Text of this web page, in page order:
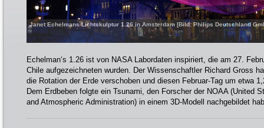
Janet Echelmans Lichtskulptur 1.26 in Amsterdam [Bild: Philips Deutschland
Echelman‘s 1.26 ist von NASA Labordaten inspiriert, die am 27.
Chile aufgezeichneten wurden. Der Wissenschaftler Richard Gross
die Rotation der Erde verschoben und diesen Februar-Tag um etwa
Dem Erdbeben folgte ein Tsunami, den Forscher der NOAA (United
and Atmospheric Administration) in einem 3D-Modell nachgebildet